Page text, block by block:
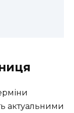
актуальними